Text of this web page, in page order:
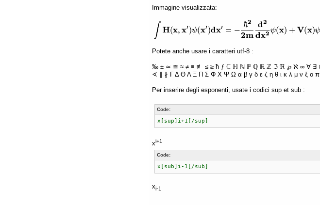
Immagine visualizzata:
Potete anche usare i caratteri utf-8 :
‰ ± ≃ ≅ ≈ ≠ ≡ ≢ ≤ ≥ ħ ƒ ℂ ℍ ℕ ℙ ℚ ℝ ℤ ℑ ℜ ℘ ℵ ∞ ∀
∢ ∥ ∦ Γ Δ Θ Λ Ξ Π Σ Φ Χ Ψ Ω α β γ δ ε ζ η θ ι κ λ μ ν ξ ο
Per inserire degli esponenti, usate i codici sup et sub :
Code:
x[sup]i+1[/sup]
xi+1
Code:
x[sub]i-1[/sub]
xi-1